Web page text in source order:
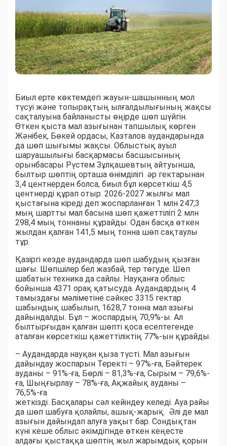
Биыл ерте көктемдегі жауын-шашынның мол
түсуі және топырақтың ылғалдылығының жақсы
сақталуына байланысты өңірде шөп шүйгін.
Өткен қыста мал азығынан тапшылық көрген
Жәнібек, Бөкей ордасы, Казталов аудандарында
да шөп шығымы жақсы. Облыстық ауыл
шаруашылығы басқармасы басшысының
орынбасары Рүстем Зұлқашевтың айтуынша,
былтыр шөптің орташа өнімділігі әр гектарынан
3,4 центнерден болса, биыл бұл көрсеткіш 4,5
центнерді құрап отыр. 2026-2027 жылғы мал
қыстағына кіреді деп жоспарланған 1 млн 247,3
мың шартты мал басына шөп қажеттілігі 2 млн
298,4 мың тоннаны құрайды. Одан басқа өткен
жылдан қалған 141,5 мың тонна шөп сақтаулы
тұр.
Қазіргі кезде аудандарда шөп шабудың қызған
шағы. Шөпшілер бел жазбай, тер төгуде. Шөп
шабатын техника да сайлы. Науқанға облыс
бойынша 4371 орақ қатысуда. Аудандардың 4
тамыздағы мәліметіне сәйкес 3315 гектар
шабындық шабылып, 1628,7 тонна мал азығы
дайындалды. Бұл – жоспардың 70,9%-ы. Ал
былтырғыдан қалған шөпті қоса есептегенде
аталған көрсеткіш қажеттіліктің 77%-ын құрайды.
– Аудандарда науқан қыза түсті. Мал азығын
дайындау жоспарын Теректі – 97%-ға, Бәйтерек
ауданы – 91%-ға, Бөрлі – 81,3%-ға, Сырым – 79,6%-
ға, Шыңғырлау – 78%-ға, Ақжайық ауданы –
76,5%-ға
жеткізді. Басқалары сәл кейіндеу келеді. Ауа райы
да шөп шабуға қолайлы, ашық-жарық. Әлі де мал
азығын дайындап алуға уақыт бар. Сондықтан
күні кеше облыс әкімдігінде өткен кеңесте
алдағы қыстаққа шөптің жыл жарымдық қорын